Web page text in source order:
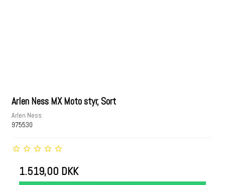
Arlen Ness MX Moto styr, Sort
Arlen Ness
975530
1.519,00 DKK